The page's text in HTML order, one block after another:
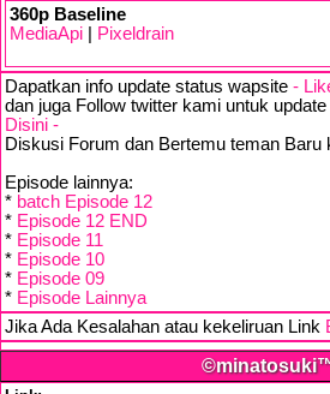
360p Baseline
MediaApi
Pixeldrain
Dapatkan info update status wapsite -
dan juga Follow twitter kami untuk
Disini -
Diskusi Forum dan Bertemu teman Baru
Episode lainnya:
* batch Episode 12
* Episode 12 END
* Episode 11
* Episode 10
* Episode 09
* Episode Lainnya
Jika Ada Kesalahan atau kekeliruan Link